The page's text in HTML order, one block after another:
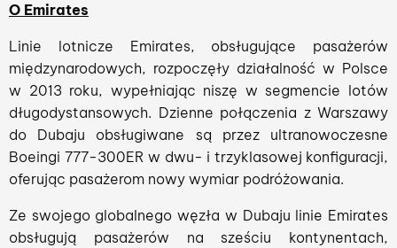
O Emirates
Linie lotnicze Emirates, obsługujące pasażerów
międzynarodowych, rozpoczęły działalność w Polsce
w 2013 roku, wypełniając niszę w segmencie lotów
długodystansowych. Dzienne połączenia z Warszawy
do Dubaju obsługiwane są przez ultranowoczesne
Boeingi 777-300ER w dwu- i trzyklasowej konfiguracji,
oferując pasażerom nowy wymiar podróżowania.
Ze swojego globalnego węzła w Dubaju linie Emirates
obsługują pasażerów na sześciu kontynentach,